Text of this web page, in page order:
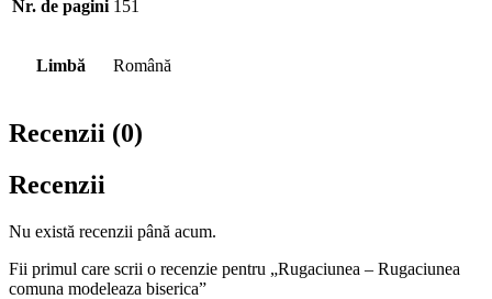
Nr. de pagini 151
Limbă Română
Recenzii (0)
Recenzii
Nu există recenzii până acum.
Fii primul care scrii o recenzie pentru „Rugaciunea – Rugaciunea
comuna modeleaza biserica”